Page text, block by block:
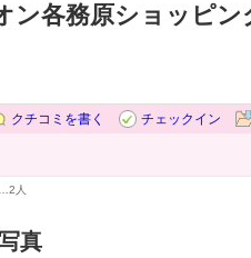
ン各務原ショッピン
クチコミを書く
チェックイン
2人
真